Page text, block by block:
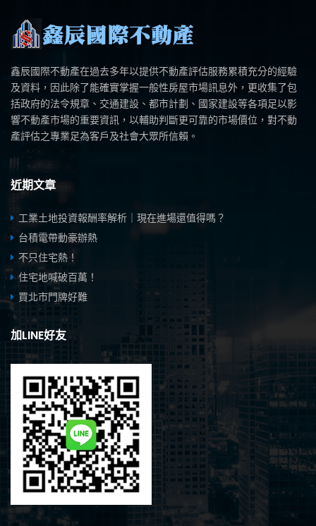
鑫辰國際不動產在過去多年以提供不動產評估服務累積充分的經驗
及資料，因此除了能確實掌握一般性房屋市場訊息外，更收集了包
括政府的法令規章、交通建設、都市計劃、國家建設等各項足以影
響不動產市場的重要資訊，以輔助判斷更可靠的市場價位，對不動
產評估之專業足為客戶及社會大眾所信賴。
近期文章
工業土地投資報酬率解析｜現在進場還值得嗎？
台積電帶動豪辦熱
不只住宅熱！
住宅地喊破百萬！
買北市門牌好難
加LINE好友